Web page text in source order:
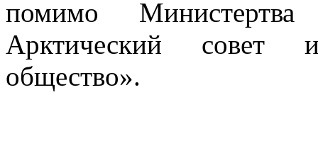
помимо
Арктический совет
общество».